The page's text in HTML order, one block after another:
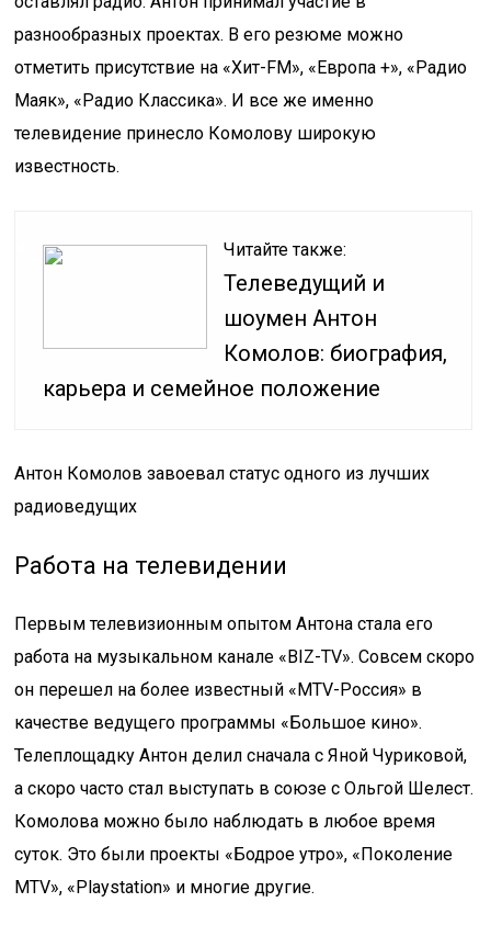
разнообразных проектах. В его резюме можно
отметить присутствие на «Хит-FM», «Европа +», «Радио
Маяк», «Радио Классика». И все же именно
телевидение принесло Комолову широкую
известность.
Читайте также:
Телеведущий и
шоумен Антон
Комолов: биография,
карьера и семейное положение
Антон Комолов завоевал статус одного из лучших
радиоведущих
Работа на телевидении
Первым телевизионным опытом Антона стала его
работа на музыкальном канале «BIZ-TV». Совсем скоро
он перешел на более известный «MTV-Россия» в
качестве ведущего программы «Большое кино».
Телеплощадку Антон делил сначала с Яной Чуриковой,
а скоро часто стал выступать в союзе с Ольгой Шелест.
Комолова можно было наблюдать в любое время
суток. Это были проекты «Бодрое утро», «Поколение
MTV», «Playstation» и многие другие.